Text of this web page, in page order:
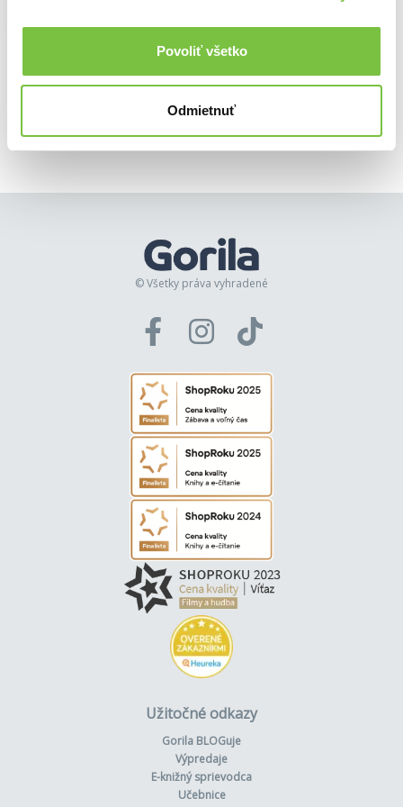
Povoliť všetko
Odmietnuť
viac
🍎 Vypredané
© Všetky práva vyhradené
Užitočné odkazy
Gorila BLOGuje
Výpredaje
E-knižný sprievodca
Učebnice